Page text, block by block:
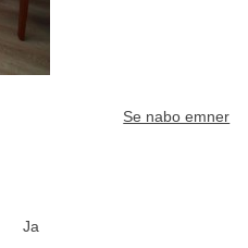
Ja
Se nabo emner